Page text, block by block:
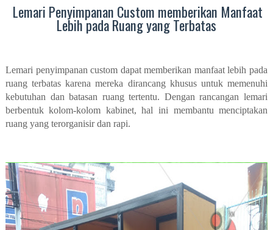
Lemari Penyimpanan Custom memberikan Manfaat
Lebih pada Ruang yang Terbatas
Lemari penyimpanan custom dapat memberikan manfaat lebih pada
ruang terbatas karena mereka dirancang khusus untuk memenuhi
kebutuhan dan batasan ruang tertentu. Dengan rancangan lemari
berbentuk kolom-kolom kabinet, hal ini membantu menciptakan
ruang yang terorganisir dan rapi.